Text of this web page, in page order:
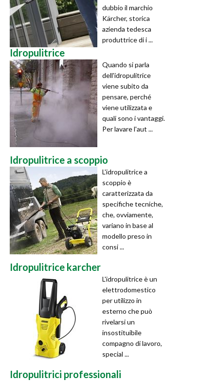
dubbio il marchio
Kärcher, storica
azienda tedesca
produttrice di i ...
Idropulitrice
Quando si parla
dell'idropulitrice
viene subito da
pensare, perché
viene utilizzata e
quali sono i vantaggi.
Per lavare l'aut ...
Idropulitrice a scoppio
L'idropulitrice a
scoppio è
caratterizzata da
specifiche tecniche,
che, ovviamente,
variano in base al
modello preso in
consi ...
Idropulitrice karcher
L'idropulitrice è un
elettrodomestico
per utilizzo in
esterno che può
rivelarsi un
insostituibile
compagno di lavoro,
special ...
Idropulitrici professionali